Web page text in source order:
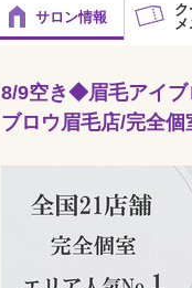
サロン情報
8/9空き◆眉毛アイブ
ブロウ眉毛店/完全個